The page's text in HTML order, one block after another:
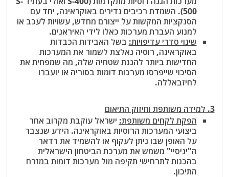
500). השמדת רכיבים נדירים באוקראינה, יחד עם
הסנקציות המקשות על ייצורם מחדש, עשויות לעכב או
למנוע העברת מערכות כאלו לידי האיראנים.
שינוי סדרי עדיפויות: בשל האבידות הכבדות
באוקראינה, רוסיה נאלצת לשמור את המערכות
החדישות ביותר להגנת שטחיה שלה, מה שמפחית את
הסיכוי שייפרסו מערכות דומות בסוריה או יועברו
לחיזבאללה.
3. למידה משותפת וחיזוק התיאום
הפקת לקחים משותפת: ישראל עוקבת מקרוב אחר
ביצועי המערכות הרוסיות באוקראינה. הידע שנצבר
על האופן שבו ניתן לעקוף או להשמיד את רדאר
ה"יניסיי" משמש את מערכת הביטחון הישראלית
בהכנות לתרחישי תקיפה מול מערכות דומות במזרח
התיכון.